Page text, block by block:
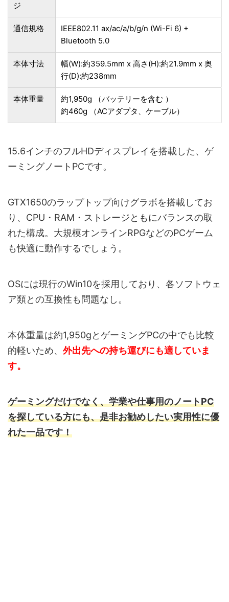
ジ
通信規格
IEEE802.11 ax/ac/a/b/g/n (Wi-Fi 6) +
Bluetooth 5.0
本体寸法
幅(W):約359.5mm x 高さ(H):約21.9mm x 奥
行(D):約238mm
本体重量
約1,950g （バッテリーを含む ）
約460g （ACアダプタ、ケーブル）
15.6インチのフルHDディスプレイを搭載した、ゲ
ーミングノートPCです。
GTX1650のラップトップ向けグラボを搭載してお
り、CPU・RAM・ストレージともにバランスの取
れた構成。大規模オンラインRPGなどのPCゲーム
も快適に動作するでしょう。
OSには現行のWin10を採用しており、各ソフトウェ
ア類との互換性も問題なし。
本体重量は約1,950gとゲーミングPCの中でも比較
的軽いため、 外出先への持ち運びにも適していま
す。
ゲーミングだけでなく、学業や仕事用のノートPC
を探している方にも、是非お勧めしたい実用性に優
れた一品です！